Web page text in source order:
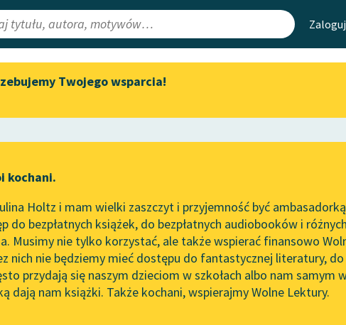
Lektury
redakcyjne
Aktualności
„Prokurator Alicja Horn” do
literatury skandynawskiej
Spotkanie z Katarzyną Tunkiel
w Oslo
102. lata temu zmarł Joseph
Conrad
Mapa Wolnych
Leśmianator
API
OAI-PMH
Widget Wolnych
Twojego wsparcia!
kochani.
Holtz i mam wielki zaszczyt i przyjemność być
do bezpłatnych książek, do bezpłatnych audiobooków i
Musimy nie tylko korzystać, ale także wspierać finansowo
nich nie będziemy mieć dostępu do fantastycznej literatury,
przydają się naszym dzieciom w szkołach albo nam samym
dają nam książki. Także kochani, wspierajmy Wolne Lektury.
Plutarch✖